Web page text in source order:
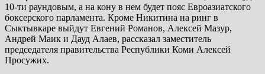
10-ти раундовым, а на кону в нем будет пояс Евроазиатского
боксерского парламента. Кроме Никитина на ринг в
Сыктывкаре выйдут Евгений Романов, Алексей Мазур,
Андрей Маик и Дауд Алаев, рассказал заместитель
председателя правительства Республики Коми Алексей
Просужих.